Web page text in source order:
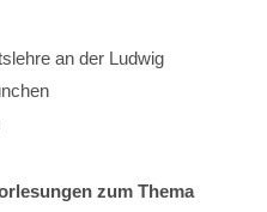
an der Ludwig
zum Thema